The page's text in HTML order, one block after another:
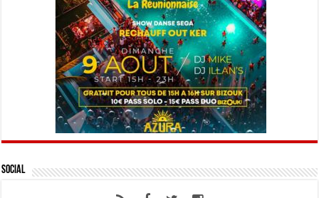
Social